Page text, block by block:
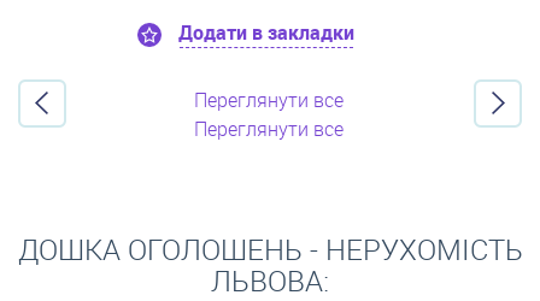
Додати в закладки
Переглянути все
Переглянути все
ДОШКА ОГОЛОШЕНЬ - НЕРУХОМІСТЬ
ЛЬВОВА: